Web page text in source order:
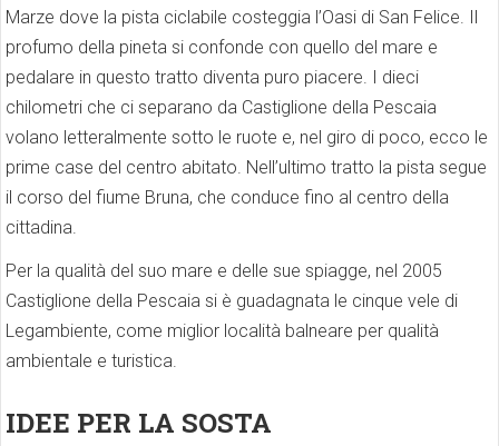
Marze dove la pista ciclabile costeggia l’Oasi di San Felice. Il
profumo della pineta si confonde con quello del mare e
pedalare in questo tratto diventa puro piacere. I dieci
chilometri che ci separano da Castiglione della Pescaia
volano letteralmente sotto le ruote e, nel giro di poco, ecco le
prime case del centro abitato. Nell’ultimo tratto la pista segue
il corso del fiume Bruna, che conduce fino al centro della
cittadina.
Per la qualità del suo mare e delle sue spiagge, nel 2005
Castiglione della Pescaia si è guadagnata le cinque vele di
Legambiente, come miglior località balneare per qualità
ambientale e turistica.
IDEE PER LA SOSTA